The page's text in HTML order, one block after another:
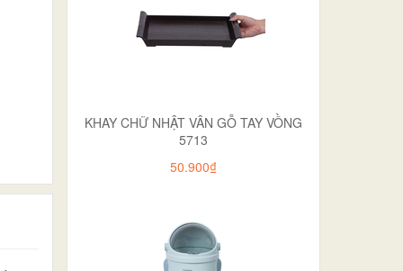
KHAY CHỮ NHẬT VÂN GỖ TAY VỒNG
5713
50.900₫